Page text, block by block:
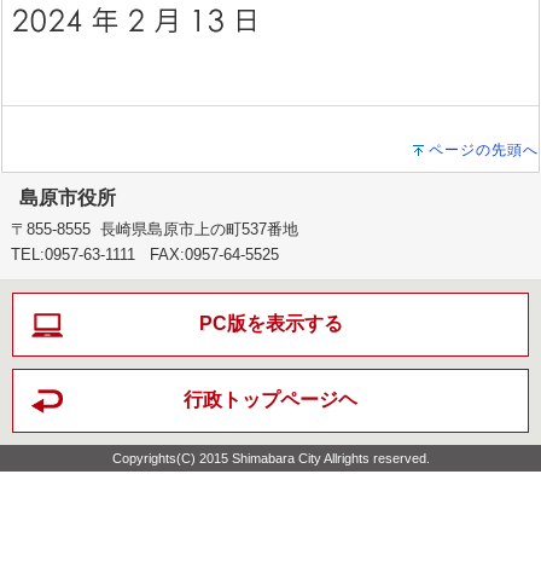
ページの先頭へ
島原市役所
〒855-8555 長崎県島原市上の町537番地
TEL:0957-63-1111 FAX:0957-64-5525
PC版を表示する
行政トップページヘ
Copyrights(C) 2015 Shimabara City Allrights reserved.